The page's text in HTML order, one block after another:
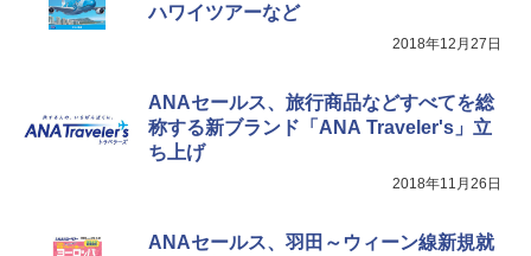
ハワイツアーなど
2018年12月27日
ANAセールス、旅行商品などすべてを総
称する新ブランド「ANA Traveler's」立
ち上げ
2018年11月26日
ANAセールス、羽田～ウィーン線新規就